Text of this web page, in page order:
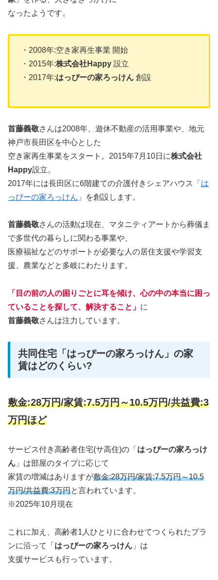
なったようです。
・2008年:空き家再生事業 開始
・2015年:株式会社Happy 設立
・2017年:はっぴーの家ろっけん 創設
首藤義敬さんは2008年、遊休不動産の活用事業や、地元
神戸市長田区を中心とした
空き家再生事業をスタート。2015年7月10日に株式会社
Happy設立。
2017年には長田区に6階建ての介護付きシェアハウス「 は
っぴーの家ろっけん 」を創設します。
首藤義敬さんの活動は現在、マタニティアートから葬儀ま
で多世代の暮らしに関わる事業や、
医療福祉などのサポートが必要な人の居住支援や学習支
援、農業などと多岐にわたります。
「目の前の人の困りごとに耳を傾け、心の中の本当に困っ
ていることを探して、解決すること」 に
首藤義敬さんは注力しています。
共同住宅「はっぴーの家ろっけん」の家
賃はどのくらい?
敷金:28万円/家賃:7.5万円～10.5万円/共益費:3
万円ほど
サービス付き高齢者住宅(サ高住)の「 はっぴーの家ろっけ
ん 」は部屋のタイプに応じて
家賃の増減はありますが敷金:28万円/家賃:7.5万円～10.5
万円/共益費:3万円と言われています。
※2025年10月現在
これに加え、高齢者1人ひとりに合わせてつくられたプラ
ンに沿って「 はっぴーの家ろっけん 」は
支援サービスも行っています。